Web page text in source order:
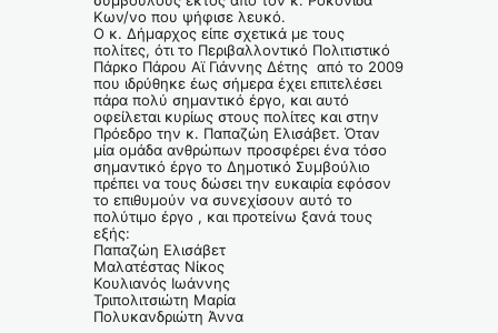
Κων/νο που ψήφισε λευκό.
Ο κ. Δήμαρχος είπε σχετικά με τους
πολίτες, ότι το Περιβαλλοντικό Πολιτιστικό
Πάρκο Πάρου Αϊ Γιάννης Δέτης από το 2009
που ιδρύθηκε έως σήμερα έχει επιτελέσει
πάρα πολύ σημαντικό έργο, και αυτό
οφείλεται κυρίως στους πολίτες και στην
Πρόεδρο την κ. Παπαζώη Ελισάβετ. Όταν
μία ομάδα ανθρώπων προσφέρει ένα τόσο
σημαντικό έργο το Δημοτικό Συμβούλιο
πρέπει να τους δώσει την ευκαιρία εφόσον
το επιθυμούν να συνεχίσουν αυτό το
πολύτιμο έργο , και προτείνω ξανά τους
εξής:
Παπαζώη Ελισάβετ
Μαλατέστας Νίκος
Κουλιανός Ιωάννης
Τριπολιτσιώτη Μαρία
Πολυκανδριώτη Άννα